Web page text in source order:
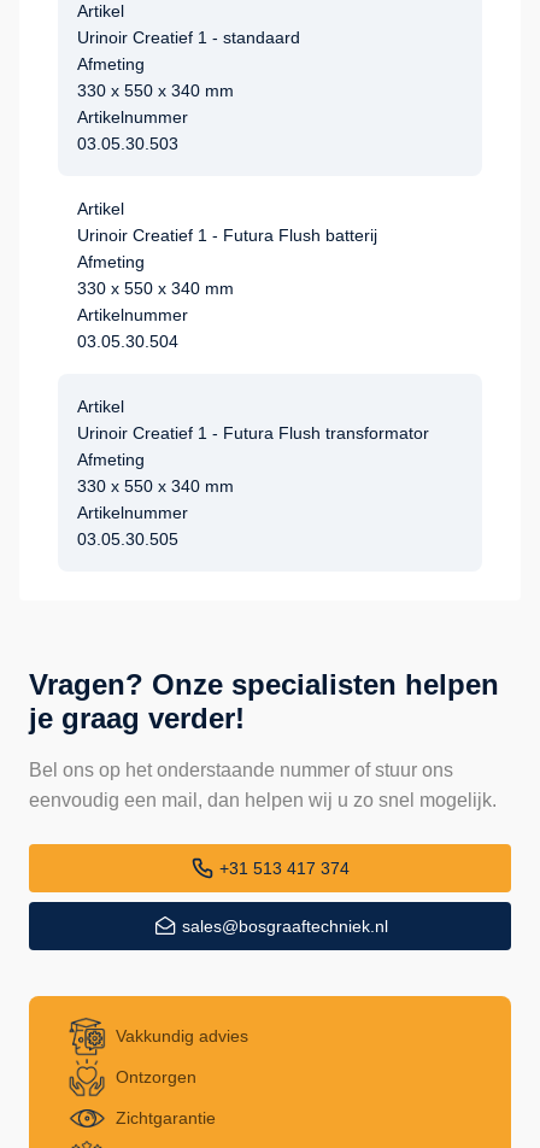
Artikel
Urinoir Creatief 1 - standaard
Afmeting
330 x 550 x 340 mm
Artikelnummer
03.05.30.503
Artikel
Urinoir Creatief 1 - Futura Flush batterij
Afmeting
330 x 550 x 340 mm
Artikelnummer
03.05.30.504
Artikel
Urinoir Creatief 1 - Futura Flush transformator
Afmeting
330 x 550 x 340 mm
Artikelnummer
03.05.30.505
Vragen? Onze specialisten helpen
je graag verder!
Bel ons op het onderstaande nummer of stuur ons
eenvoudig een mail, dan helpen wij u zo snel mogelijk.
+31 513 417 374
sales@bosgraaftechniek.nl
Vakkundig advies
Ontzorgen
Zichtgarantie